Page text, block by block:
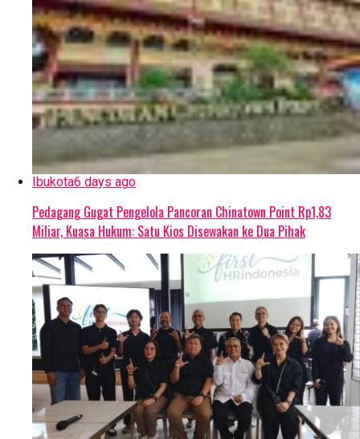
Ibukota6 days ago
Pedagang Gugat Pengelola Pancoran Chinatown Point Rp1,83
Miliar, Kuasa Hukum: Satu Kios Disewakan ke Dua Pihak